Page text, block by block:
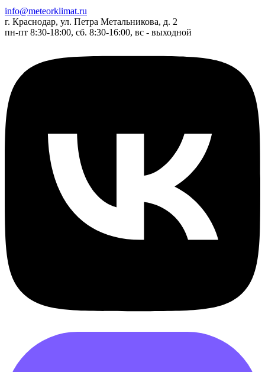
info@meteorklimat.ru
г. Краснодар, ул. Петра Метальникова, д. 2
пн-пт 8:30-18:00, сб. 8:30-16:00, вс - выходной